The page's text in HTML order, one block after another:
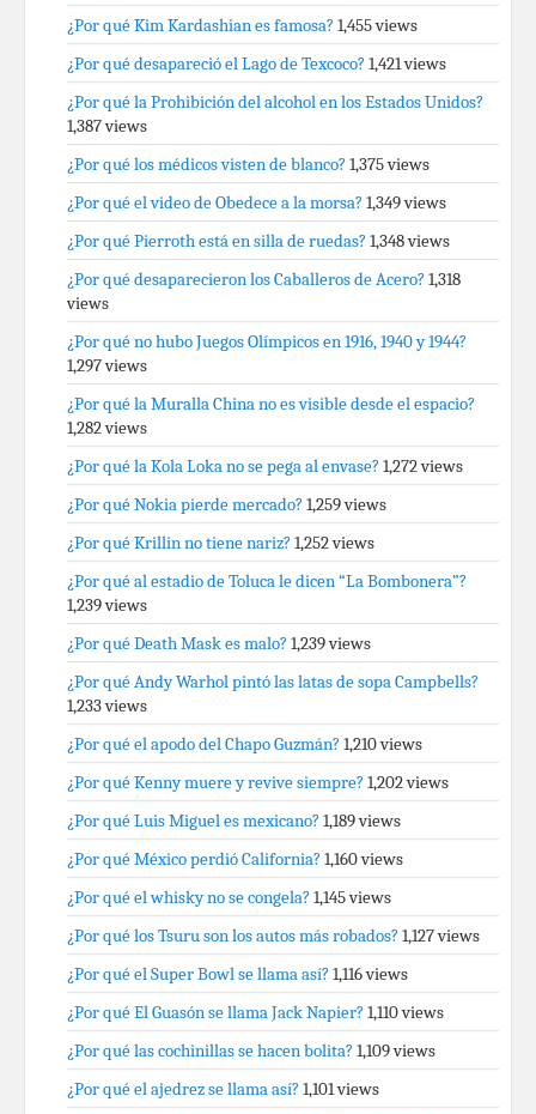
¿Por qué Kim Kardashian es famosa? 1,455 views
¿Por qué desapareció el Lago de Texcoco? 1,421 views
¿Por qué la Prohibición del alcohol en los Estados Unidos?
1,387 views
¿Por qué los médicos visten de blanco? 1,375 views
¿Por qué el video de Obedece a la morsa? 1,349 views
¿Por qué Pierroth está en silla de ruedas? 1,348 views
¿Por qué desaparecieron los Caballeros de Acero? 1,318
views
¿Por qué no hubo Juegos Olímpicos en 1916, 1940 y 1944?
1,297 views
¿Por qué la Muralla China no es visible desde el espacio?
1,282 views
¿Por qué la Kola Loka no se pega al envase? 1,272 views
¿Por qué Nokia pierde mercado? 1,259 views
¿Por qué Krillin no tiene nariz? 1,252 views
¿Por qué al estadio de Toluca le dicen “La Bombonera”?
1,239 views
¿Por qué Death Mask es malo? 1,239 views
¿Por qué Andy Warhol pintó las latas de sopa Campbells?
1,233 views
¿Por qué el apodo del Chapo Guzmán? 1,210 views
¿Por qué Kenny muere y revive siempre? 1,202 views
¿Por qué Luis Miguel es mexicano? 1,189 views
¿Por qué México perdió California? 1,160 views
¿Por qué el whisky no se congela? 1,145 views
¿Por qué los Tsuru son los autos más robados? 1,127 views
¿Por qué el Super Bowl se llama así? 1,116 views
¿Por qué El Guasón se llama Jack Napier? 1,110 views
¿Por qué las cochinillas se hacen bolita? 1,109 views
¿Por qué el ajedrez se llama así? 1,101 views